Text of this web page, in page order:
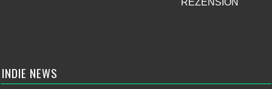
REZENSION
INDIE NEWS